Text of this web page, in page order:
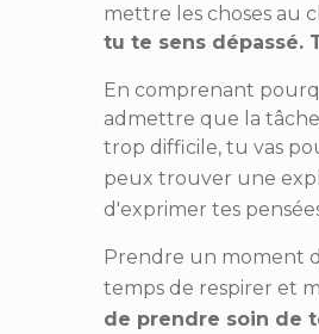
mettre les choses au
tu te sens dépassé.
En comprenant
admettre que la
trop difficile, tu vas
peux trouver une
d'exprimer tes
Prendre un moment
temps de respirer et
de prendre soin de